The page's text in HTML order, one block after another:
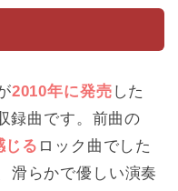
2010年に発売 した
録曲です。前曲の
じる ロック曲でした
滑らかで優しい演奏